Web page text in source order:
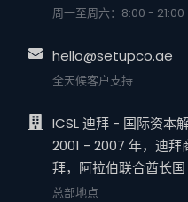
周一至周六：8:00 - 21:00
hello@setupco.ae
全天候客户支持
ICSL 迪拜 - 国际资本
2001 - 2007 年，迪拜
拜，阿拉伯联合酋长国
总部地点